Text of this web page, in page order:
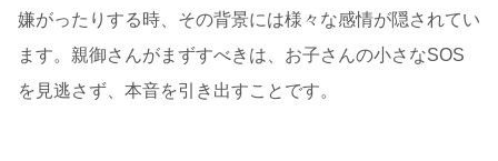
嫌がったりする時、その背景には様々な感情が隠されてい
ます。親御さんがまずすべきは、お子さんの小さなSOS
を見逃さず、本音を引き出すことです。